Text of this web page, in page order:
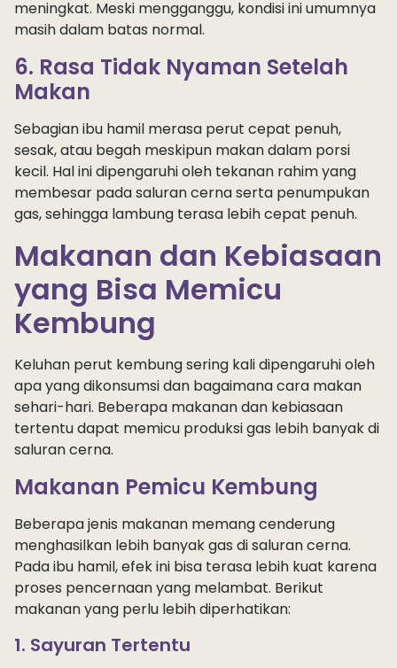
meningkat. Meski mengganggu, kondisi ini umumnya
masih dalam batas normal.
6. Rasa Tidak Nyaman Setelah
Makan
Sebagian ibu hamil merasa perut cepat penuh,
sesak, atau begah meskipun makan dalam porsi
kecil. Hal ini dipengaruhi oleh tekanan rahim yang
membesar pada saluran cerna serta penumpukan
gas, sehingga lambung terasa lebih cepat penuh.
Makanan dan Kebiasaan
yang Bisa Memicu
Kembung
Keluhan perut kembung sering kali dipengaruhi oleh
apa yang dikonsumsi dan bagaimana cara makan
sehari-hari. Beberapa makanan dan kebiasaan
tertentu dapat memicu produksi gas lebih banyak di
saluran cerna.
Makanan Pemicu Kembung
Beberapa jenis makanan memang cenderung
menghasilkan lebih banyak gas di saluran cerna.
Pada ibu hamil, efek ini bisa terasa lebih kuat karena
proses pencernaan yang melambat. Berikut
makanan yang perlu lebih diperhatikan:
1. Sayuran Tertentu